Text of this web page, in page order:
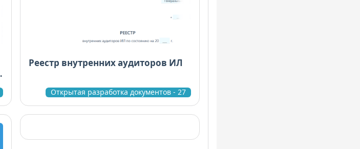
Реестр внутренних аудиторов ИЛ
Открытая разработка документов - 27